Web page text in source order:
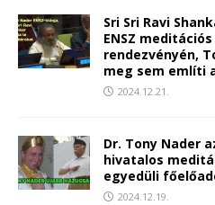
Sri Sri Ravi
ENSZ
rendezvényén,
meg sem említi
2024.12.21.
Dr. Tony Nader
hivatalos
egyedüli
2024.12.19.